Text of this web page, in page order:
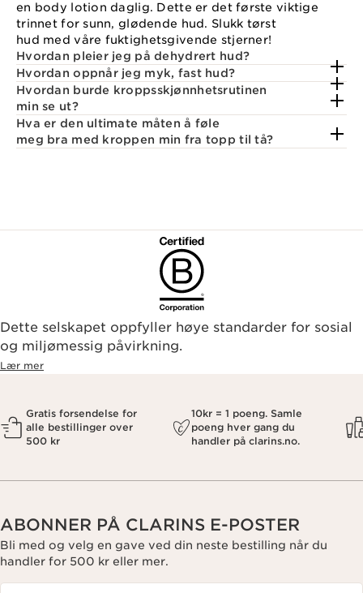
en body lotion daglig. Dette er det første viktige
trinnet for sunn, glødende hud. Slukk tørst
hud med våre fuktighetsgivende stjerner!
Hvordan pleier jeg på dehydrert hud?
Hvordan oppnår jeg myk, fast hud?
Hvordan burde kroppsskjønnhetsrutinen
min se ut?
Hva er den ultimate måten å føle
meg bra med kroppen min fra topp til tå?
Dette selskapet oppfyller høye standarder for sosial
og miljømessig påvirkning.
Lær mer
Gratis forsendelse for
alle bestillinger over
500 kr
10kr = 1 poeng. Samle
poeng hver gang du
handler på clarins.no.
ABONNER PÅ CLARINS E-POSTER
Bli med og velg en gave ved din neste bestilling når du
handler for 500 kr eller mer.